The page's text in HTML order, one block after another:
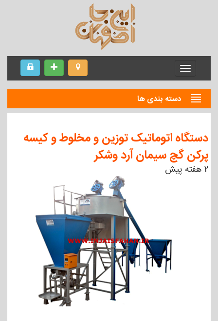
Menu
دسته بندی ها
دستگاه اتوماتیک توزین و مخلوط و کیسه
پرکن گچ سیمان آرد وشکر
۲ هفته پیش